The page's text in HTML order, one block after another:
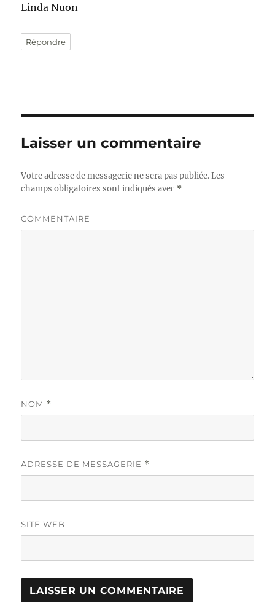
Linda Nuon
Répondre
Laisser un commentaire
Votre adresse de messagerie ne sera pas publiée.Les
champs obligatoires sont indiqués avec *
COMMENTAIRE
NOM *
ADRESSE DE MESSAGERIE *
SITE WEB